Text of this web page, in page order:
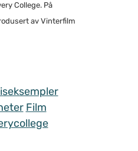
College. På
av Vinterfilm
Film